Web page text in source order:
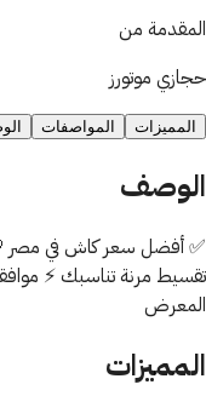
المقدمة من
حجازي موتورز
المميزات المواصفات
الوصف
تقسيط مرنة تناسبك ⚡
المعرض
المميزات